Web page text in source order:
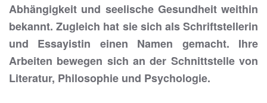
Abhängigkeit und seelische Gesundheit weithin
bekannt. Zugleich hat sie sich als Schriftstellerin
und Essayistin einen Namen gemacht. Ihre
Arbeiten bewegen sich an der Schnittstelle von
Literatur, Philosophie und Psychologie.